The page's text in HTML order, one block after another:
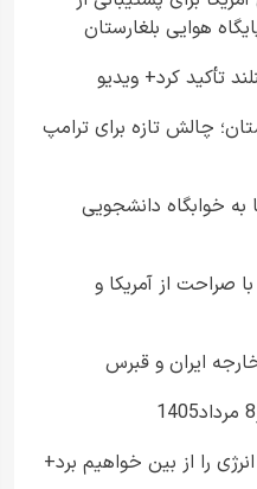
هوایی بلغارستان
تأکید کرد+ ویدیو
چالش تازه برای ترامپ
به خوابگاه دانشجویی
صراحت از آمریکا و
ایران و قبرس
را از بین خواهیم برد+